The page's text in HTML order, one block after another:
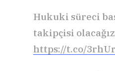
Hukuki süreci
takipçisi
https://t.co/